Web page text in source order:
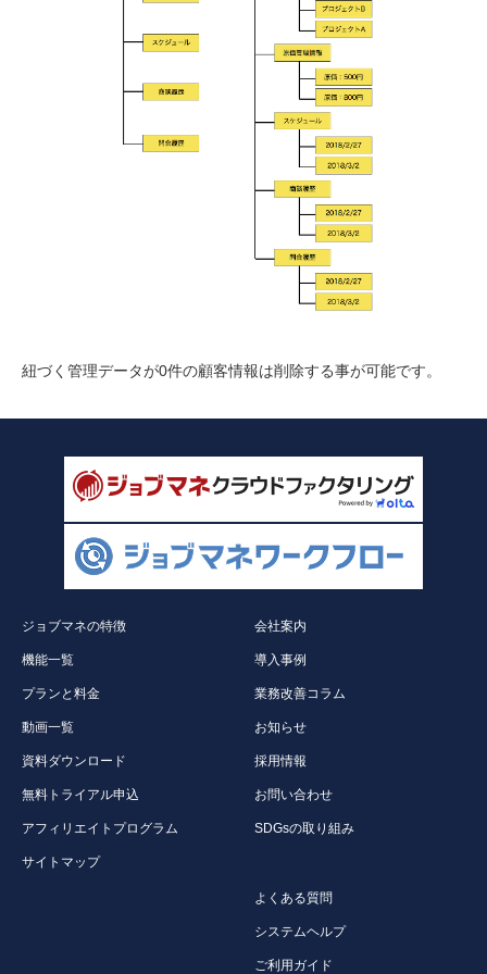
紐づく管理データが0件の顧客情報は削除する事が可能です。
ジョブマネの特徴
機能一覧
プランと料金
動画一覧
資料ダウンロード
無料トライアル申込
アフィリエイトプログラム
サイトマップ
会社案内
導入事例
業務改善コラム
お知らせ
採用情報
お問い合わせ
SDGsの取り組み
よくある質問
システムヘルプ
ご利用ガイド